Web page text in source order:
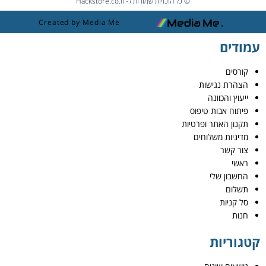
Created by Media Me
עמודים
קורסים
הצהרת נגישות
ייעוץ והכוונה
פיתוח אבות טיפוס
תקנון האתר ופרטיות
מדיניות משלוחים
צור קשר
ראשי
החשבון שלי
תשלום
סל קניות
חנות
קטגוריות